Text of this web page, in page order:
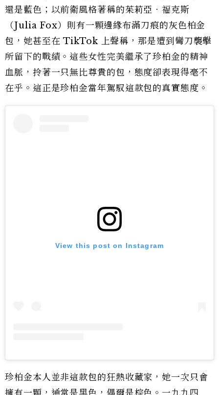
還是藍色；以前衛風格著稱的茱莉亞．福克斯
（Julia Fox）則有一顆邊緣布滿刀痕的灰色柏金
包，她甚至在 TikTok 上聲稱，那是遭到彎刀襲擊
所留下的戰績。這些女性完美繼承了珍柏金的精神
血脈，拎著一只無比尊貴的包，態度卻表現得毫不
在乎。這正是珍柏金當年駕馭這款包的真實態度。
View this post on Instagram
珍柏金本人並非這款包的狂熱收藏家，她一次只會